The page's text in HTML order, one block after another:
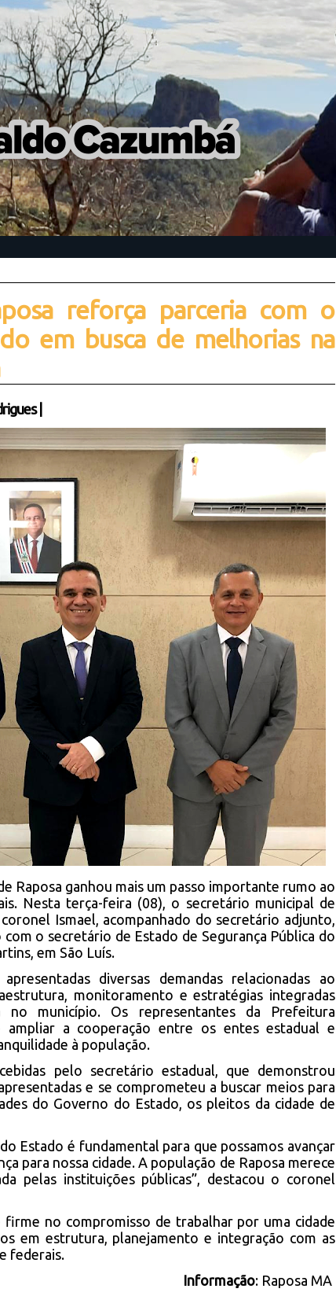
reforça parceria com o
em busca de melhorias na
Raposa ganhou mais um passo importante rumo ao
Nesta terça-feira (08), o secretário municipal de
coronel Ismael, acompanhado do secretário adjunto,
o secretário de Estado de Segurança Pública do
em São Luís.
diversas demandas relacionadas ao
monitoramento e estratégias integradas
no município. Os representantes da Prefeitura
ampliar a cooperação entre os entes estadual e
à população.
pelo secretário estadual, que demonstrou
e se comprometeu a buscar meios para
do Governo do Estado, os pleitos da cidade de
Estado é fundamental para que possamos avançar
para nossa cidade. A população de Raposa merece
pelas instituições públicas”, destacou o coronel
no compromisso de trabalhar por uma cidade
em estrutura, planejamento e integração com as
federais.
Informação: Raposa MA